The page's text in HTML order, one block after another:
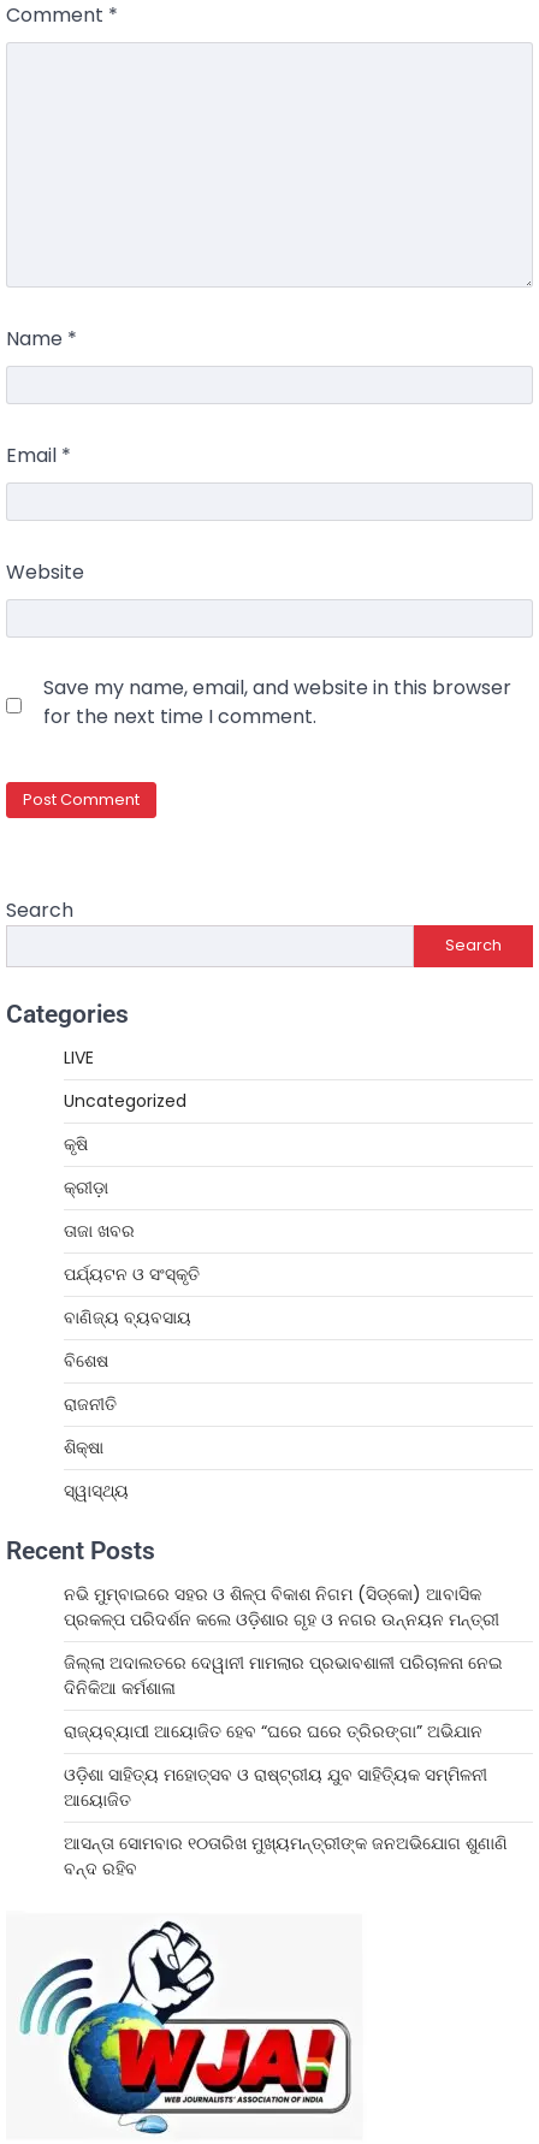
Comment *
Name *
Email *
Website
Save my name, email, and website in this browser
for the next time I comment.
Search
Search
Categories
LIVE
Uncategorized
କୃଷି
କ୍ରୀଡ଼ା
ତାଜା ଖବର
ପର୍ଯ୍ୟଟନ ଓ ସଂସ୍କୃତି
ବାଣିଜ୍ୟ ବ୍ୟବସାୟ
ବିଶେଷ
ରାଜନୀତି
ଶିକ୍ଷା
ସ୍ୱାସ୍ଥ୍ୟ
Recent Posts
ନଭି ମୁମ୍ବାଇରେ ସହର ଓ ଶିଳ୍ପ ବିକାଶ ନିଗମ (ସିଡ୍‌କୋ) ଆବାସିକ
ପ୍ରକଳ୍ପ ପରିଦର୍ଶନ କଲେ ଓଡ଼ିଶାର ଗୃହ ଓ ନଗର ଉନ୍ନୟନ ମନ୍ତ୍ରୀ
ଜିଲ୍ଲା ଅଦାଲତରେ ଦେୱାନୀ ମାମଲାର ପ୍ରଭାବଶାଳୀ ପରିଚାଳନା ନେଇ
ଦିନିକିଆ କର୍ମଶାଳା
ରାଜ୍ୟବ୍ୟାପୀ ଆୟୋଜିତ ହେବ “ଘରେ ଘରେ ତ୍ରିରଙ୍ଗା” ଅଭିଯାନ
ଓଡ଼ିଶା ସାହିତ୍ୟ ମହୋତ୍ସବ ଓ ରାଷ୍ଟ୍ରୀୟ ଯୁବ ସାହିତ୍ୟିକ ସମ୍ମିଳନୀ
ଆୟୋଜିତ
ଆସନ୍ତା ସୋମବାର ୧୦ତାରିଖ ମୁଖ୍ୟମନ୍ତ୍ରୀଙ୍କ ଜନଅଭିଯୋଗ ଶୁଣାଣି
ବନ୍ଦ ରହିବ